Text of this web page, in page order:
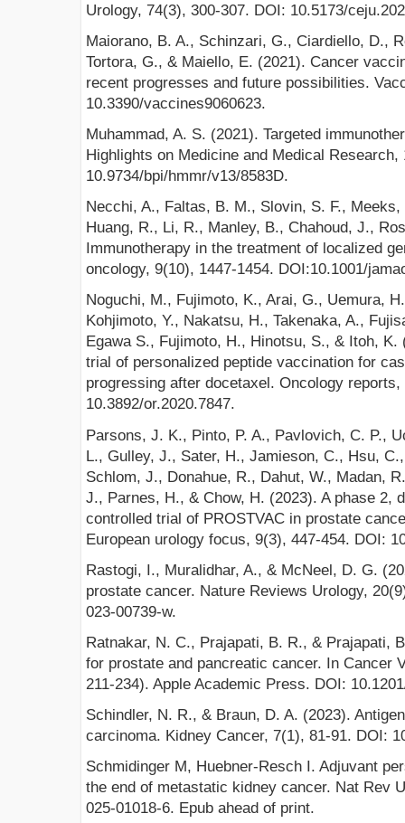
Urology, 74(3), 300-307. DOI: 10.5173/
Maiorano, B. A., Schinzari, G., Ciardiello, D.,
Tortora, G., & Maiello, E. (2021). Cancer
recent progresses and future possibilities.
10.3390/vaccines9060623.
Muhammad, A. S. (2021). Targeted
Highlights on Medicine and Medical Research,
10.9734/bpi/hmmr/v13/8583D.
Necchi, A., Faltas, B. M., Slovin, S. F.,
Huang, R., Li, R., Manley, B., Chahoud, J.,
Immunotherapy in the treatment of localized
oncology, 9(10), 1447-1454. DOI:10.1001/
Noguchi, M., Fujimoto, K., Arai, G., Uemura,
Kohjimoto, Y., Nakatsu, H., Takenaka, A.,
Egawa S., Fujimoto, H., Hinotsu, S., & Itoh, K.
trial of personalized peptide vaccination for
progressing after docetaxel. Oncology
10.3892/or.2020.7847.
Parsons, J. K., Pinto, P. A., Pavlovich, C. P.,
L., Gulley, J., Sater, H., Jamieson, C., Hsu,
Schlom, J., Donahue, R., Dahut, W., Madan,
J., Parnes, H., & Chow, H. (2023). A phase 2,
controlled trial of PROSTVAC in prostate
European urology focus, 9(3), 447-454. DOI:
Rastogi, I., Muralidhar, A., & McNeel, D. G.
prostate cancer. Nature Reviews Urology,
023-00739-w.
Ratnakar, N. C., Prajapati, B. R., & Prajapati,
for prostate and pancreatic cancer. In Cancer
211-234). Apple Academic Press. DOI:
Schindler, N. R., & Braun, D. A. (2023).
carcinoma. Kidney Cancer, 7(1), 81-91. DOI:
Schmidinger M, Huebner-Resch I. Adjuvant
the end of metastatic kidney cancer. Nat Rev
025-01018-6. Epub ahead of print.